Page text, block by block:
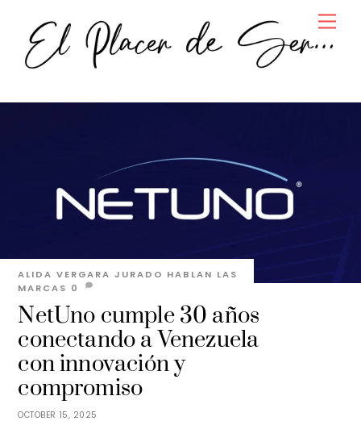
content
OCTOBER 15, 2025
NetUno cumple 30 años
conectando a Venezuela
con innovación y
compromiso
ALIDA VERGARA JURADO HABLAN LAS
MARCAS 0